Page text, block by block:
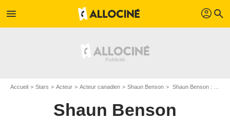
menu profil search
Accueil Stars Acteur Acteur canadien Shaun Benson Shaun Benson : ses Blu-Ray, DVD, VOD, SVOD
Shaun Benson